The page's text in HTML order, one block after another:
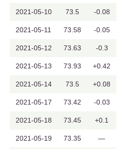
2021-05-10 73.5 -0.08
2021-05-11 73.58 -0.05
2021-05-12 73.63 -0.3
2021-05-13 73.93 +0.42
2021-05-14 73.5 +0.08
2021-05-17 73.42 -0.03
2021-05-18 73.45 +0.1
2021-05-19 73.35 —